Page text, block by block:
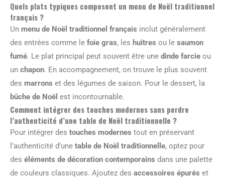
Quels plats typiques composent un menu de Noël traditionnel
français ?
Un menu de Noël traditionnel français inclut généralement
des entrées comme le foie gras, les huîtres ou le saumon
fumé. Le plat principal peut souvent être une dinde farcie ou
un chapon. En accompagnement, on trouve le plus souvent
des marrons et des légumes de saison. Pour le dessert, la
bûche de Noël est incontournable.
Comment intégrer des touches modernes sans perdre
l’authenticité d’une table de Noël traditionnelle ?
Pour intégrer des touches modernes tout en préservant
l’authenticité d’une table de Noël traditionnelle, optez pour
des éléments de décoration contemporains dans une palette
de couleurs classiques. Ajoutez des accessoires épurés et